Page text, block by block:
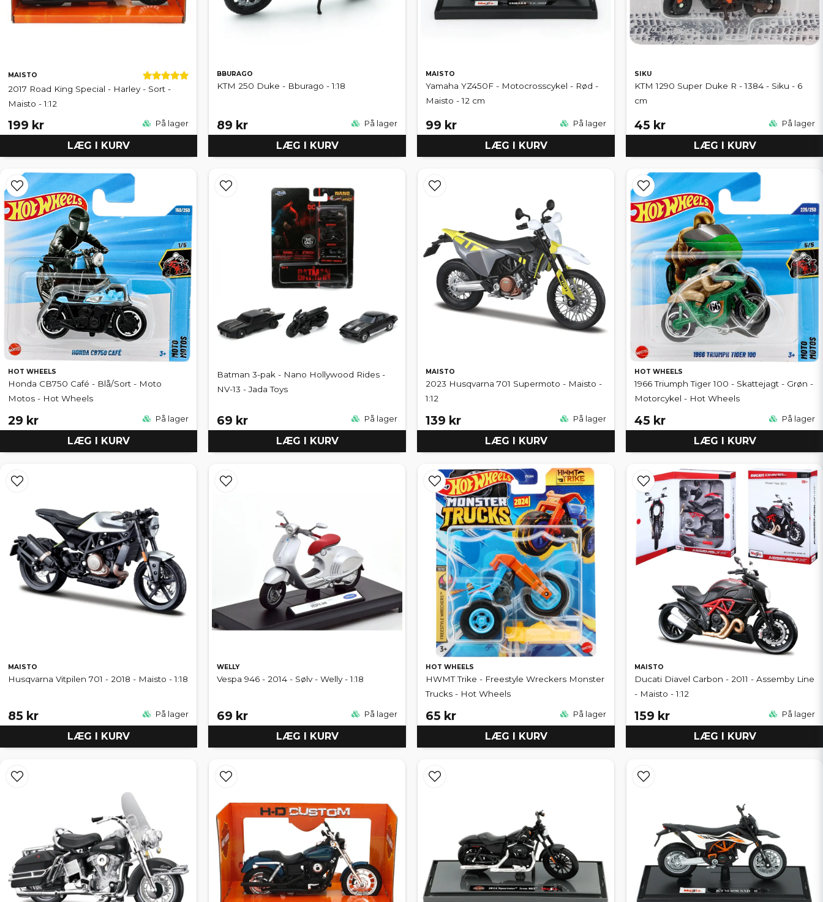
MAISTO
2017 Road King Special - Harley - Sort -
Maisto - 1:12
199 kr På lager
LÆG I KURV
BBURAGO
KTM 250 Duke - Bburago - 1:18
89 kr På lager
LÆG I KURV
MAISTO
Yamaha YZ450F - Motocrosscykel - Rød -
Maisto - 12 cm
99 kr På lager
LÆG I KURV
SIKU
KTM 1290 Super Duke R - 1384 - Siku - 6
cm
45 kr På lager
LÆG I KURV
HOT WHEELS
Honda CB750 Café - Blå/Sort - Moto
Motos - Hot Wheels
29 kr På lager
LÆG I KURV
Batman 3-pak - Nano Hollywood Rides -
NV-13 - Jada Toys
69 kr På lager
LÆG I KURV
MAISTO
2023 Husqvarna 701 Supermoto - Maisto -
1:12
139 kr På lager
LÆG I KURV
HOT WHEELS
1966 Triumph Tiger 100 - Skattejagt - Grøn -
Motorcykel - Hot Wheels
45 kr På lager
LÆG I KURV
MAISTO
Husqvarna Vitpilen 701 - 2018 - Maisto - 1:18
85 kr På lager
LÆG I KURV
WELLY
Vespa 946 - 2014 - Sølv - Welly - 1:18
69 kr På lager
LÆG I KURV
HOT WHEELS
HWMT Trike - Freestyle Wreckers Monster
Trucks - Hot Wheels
65 kr På lager
LÆG I KURV
MAISTO
Ducati Diavel Carbon - 2011 - Assemby Line
- Maisto - 1:12
159 kr På lager
LÆG I KURV